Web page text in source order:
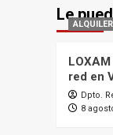
Le
ALQUILER
red en
Dpto.
8